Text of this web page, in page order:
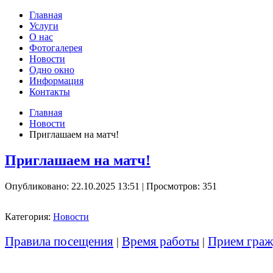
Главная
Услуги
О нас
Фотогалерея
Новости
Одно окно
Информация
Контакты
Главная
Новости
Приглашаем на матч!
Приглашаем на матч!
Опубликовано: 22.10.2025 13:51 | Просмотров: 351
Категория: Новости
Правила посещения | Время работы | Прием